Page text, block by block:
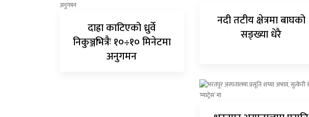
दाह्रा काटिएको ध्रुर्वे
निकुञ्जभित्रैः १०÷१० मिनेटमा
अनुगमन
नदी तटीय क्षेत्रमा बाघको
सङ्ख्या धेरै